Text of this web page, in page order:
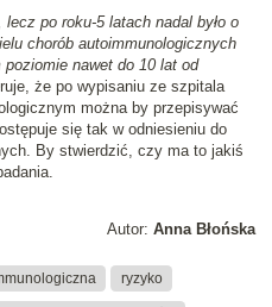
po roku-5 latach nadal było o
chorób autoimmunologicznych
nawet do 10 lat od
że po wypisaniu ze szpitala
można by przepisywać
się tak w odniesieniu do
By stwierdzić, czy ma to jakiś
Autor: Anna Błońska
ryzyko